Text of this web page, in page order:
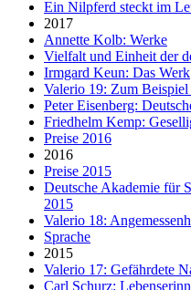
Ein Nilpferd steckt im
2017
Annette Kolb: Werke
Vielfalt und Einheit der
Irmgard Keun: Das Werk
Valerio 19: Zum Beispiel
Peter Eisenberg:
Friedhelm Kemp:
Preise 2016
2016
Preise 2015
Deutsche Akademie für
2015
Valerio 18:
Sprache
2015
Valerio 17: Gefährdete
Carl Schurz: